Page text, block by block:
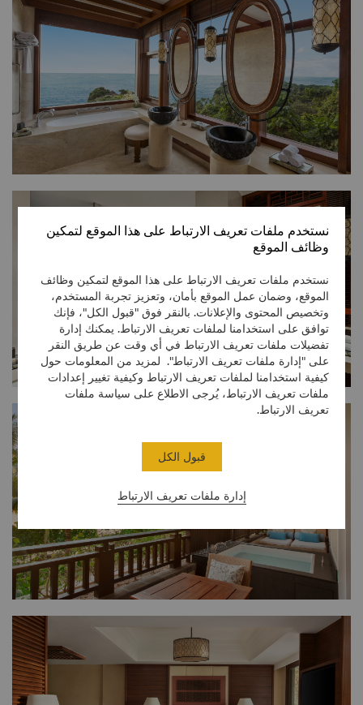
نستخدم ملفات تعريف الارتباط على هذا الموقع لتمكين
وظائف الموقع
نستخدم ملفات تعريف الارتباط على هذا الموقع لتمكين وظائف
الموقع، وضمان عمل الموقع بأمان، وتعزيز تجربة المستخدم،
وتخصيص المحتوى والإعلانات. بالنقر فوق "قبول الكل"، فإنك
توافق على استخدامنا لملفات تعريف الارتباط. يمكنك إدارة
تفضيلات ملفات تعريف الارتباط في أي وقت عن طريق النقر
على "إدارة ملفات تعريف الارتباط". لمزيد من المعلومات حول
كيفية استخدامنا لملفات تعريف الارتباط وكيفية تغيير إعدادات
ملفات تعريف الارتباط، يُرجى الاطلاع على سياسة ملفات
تعريف الارتباط.
إدارة ملفات تعريف الارتباط
قبول الكل